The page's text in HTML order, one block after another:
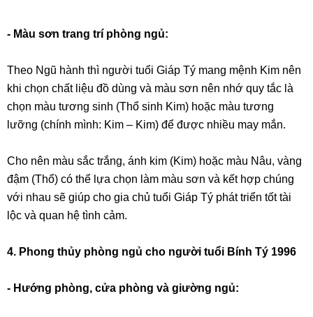
- Màu sơn trang trí phòng ngủ:
Theo Ngũ hành thì người tuổi Giáp Tý mang mệnh Kim nên
khi chọn chất liệu đồ dùng và màu sơn nên nhớ quy tắc là
chọn màu tương sinh (Thổ sinh Kim) hoặc màu tương
lưỡng (chính mình: Kim – Kim) để được nhiều may mắn.
Cho nên màu sắc trắng, ánh kim (Kim) hoặc màu Nâu, vàng
đậm (Thổ) có thể lựa chọn làm màu sơn và kết hợp chúng
với nhau sẽ giúp cho gia chủ tuổi Giáp Tý phát triển tốt tài
lộc và quan hệ tình cảm.
4. Phong thủy phòng ngủ cho người tuổi Bính Tý 1996
- Hướng phòng, cửa phòng và giường ngủ: